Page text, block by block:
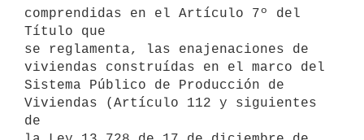
comprendidas en el Artículo 7º del
Título que
se reglamenta, las enajenaciones de
viviendas construídas en el marco del
Sistema Público de Producción de
Viviendas (Artículo 112 y siguientes
de